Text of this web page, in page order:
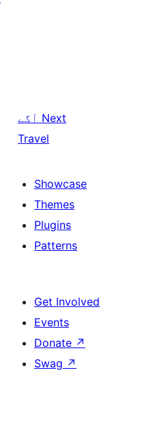
آگے Next
Travel
Showcase
Themes
Plugins
Patterns
Get Involved
Events
Donate ↗
Swag ↗